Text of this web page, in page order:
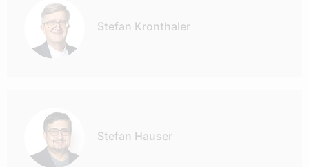
Stefan Kronthaler
Stefan Hauser